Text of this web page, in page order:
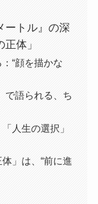
ートル』の深
体」
“顔を描かな
で語られる、ち
人生の選択」
」は、“前に進